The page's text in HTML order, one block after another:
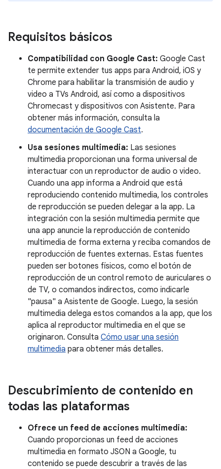
Requisitos básicos
Compatibilidad con Google Cast: Google Cast
te permite extender tus apps para Android, iOS y
Chrome para habilitar la transmisión de audio y
video a TVs Android, así como a dispositivos
Chromecast y dispositivos con Asistente. Para
obtener más información, consulta la
documentación de Google Cast.
Usa sesiones multimedia: Las sesiones
multimedia proporcionan una forma universal de
interactuar con un reproductor de audio o video.
Cuando una app informa a Android que está
reproduciendo contenido multimedia, los controles
de reproducción se pueden delegar a la app. La
integración con la sesión multimedia permite que
una app anuncie la reproducción de contenido
multimedia de forma externa y reciba comandos de
reproducción de fuentes externas. Estas fuentes
pueden ser botones físicos, como el botón de
reproducción de un control remoto de auriculares o
de TV, o comandos indirectos, como indicarle
"pausa" a Asistente de Google. Luego, la sesión
multimedia delega estos comandos a la app, que los
aplica al reproductor multimedia en el que se
originaron. Consulta Cómo usar una sesión
multimedia para obtener más detalles.
Descubrimiento de contenido en
todas las plataformas
Ofrece un feed de acciones multimedia:
Cuando proporcionas un feed de acciones
multimedia en formato JSON a Google, tu
contenido se puede descubrir a través de las